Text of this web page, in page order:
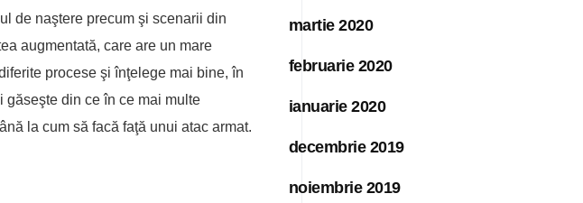
de naştere precum şi scenarii din
augmentată, care are un mare
procese şi înţelege mai bine, în
găseşte din ce în ce mai multe
la cum să facă faţă unui atac armat.
martie 2020
februarie 2020
ianuarie 2020
decembrie 2019
noiembrie 2019